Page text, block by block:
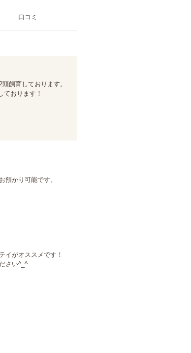
口コミ
飼育しております。
おります！
預かり可能です。
イがオススメです！
さい^_^